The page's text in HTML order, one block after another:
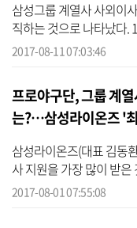
삼성그룹 계열사 사외이
직하는 것으로 나타났다.
어(대표 박주근)가 올해 1
2017-08-11 07:03:46
프로야구단, 그룹 계
는?…삼성라이온즈 '
삼성라이온즈(대표 김동
사 지원을 가장 많이 받
이트 CEO스코어(대표 박
2017-08-01 07:55:08